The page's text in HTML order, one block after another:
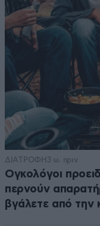
ΔΙΑΤΡΟΦΗ 3 ω. πριν
Ογκολόγοι
περνούν
βγάλετε από την